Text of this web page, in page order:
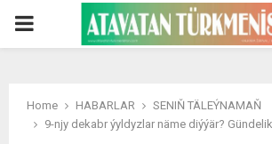
PRIMARY
Home HABARLAR
SENIŇ TÄLEÝNAMAŇ
9-njy dekabr ýyldyzlar näme diýýär?